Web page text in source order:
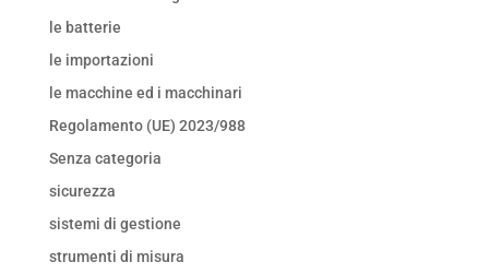
le batterie
le importazioni
le macchine ed i macchinari
Regolamento (UE) 2023/988
Senza categoria
sicurezza
sistemi di gestione
strumenti di misura